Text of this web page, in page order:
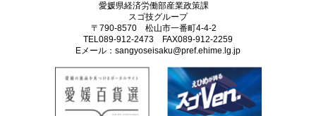
愛媛県経済労働部産業政策課
スゴ技グループ
〒790-8570 松山市一番町4-4-2
TEL089-912-2473 FAX089‐912-2259
Eメール：sangyoseisaku@pref.ehime.lg.jp